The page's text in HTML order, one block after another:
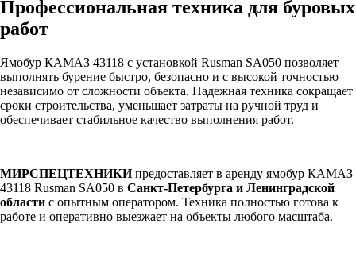
Профессиональная техника для буровых
работ
Ямобур КАМАЗ 43118 с установкой Rusman SA050 позволяет
выполнять бурение быстро, безопасно и с высокой точностью
независимо от сложности объекта. Надежная техника сокращает
сроки строительства, уменьшает затраты на ручной труд и
обеспечивает стабильное качество выполнения работ.
МИРСПЕЦТЕХНИКИпредоставляет в аренду ямобур КАМАЗ
43118 Rusman SA050 в Санкт-Петербурга и Ленинградской
области с опытным оператором. Техника полностью готова к
работе и оперативно выезжает на объекты любого масштаба.